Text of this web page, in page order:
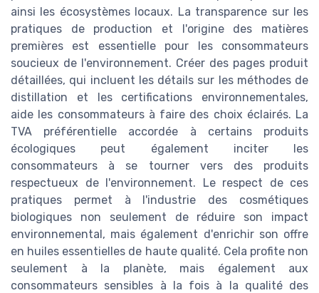
ainsi les écosystèmes locaux. La transparence sur les
pratiques de production et l'origine des matières
premières est essentielle pour les consommateurs
soucieux de l'environnement. Créer des pages produit
détaillées, qui incluent les détails sur les méthodes de
distillation et les certifications environnementales,
aide les consommateurs à faire des choix éclairés. La
TVA préférentielle accordée à certains produits
écologiques peut également inciter les
consommateurs à se tourner vers des produits
respectueux de l'environnement. Le respect de ces
pratiques permet à l'industrie des cosmétiques
biologiques non seulement de réduire son impact
environnemental, mais également d'enrichir son offre
en huiles essentielles de haute qualité. Cela profite non
seulement à la planète, mais également aux
consommateurs sensibles à la fois à la qualité des